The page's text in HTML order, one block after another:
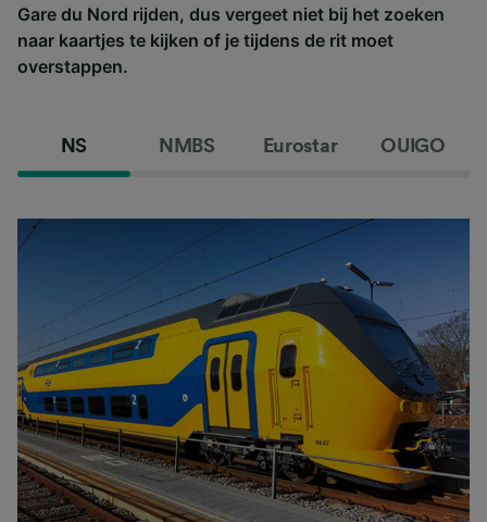
Gare du Nord rijden, dus vergeet niet bij het zoeken
naar kaartjes te kijken of je tijdens de rit moet
overstappen.
NS NMBS Eurostar OUIGO